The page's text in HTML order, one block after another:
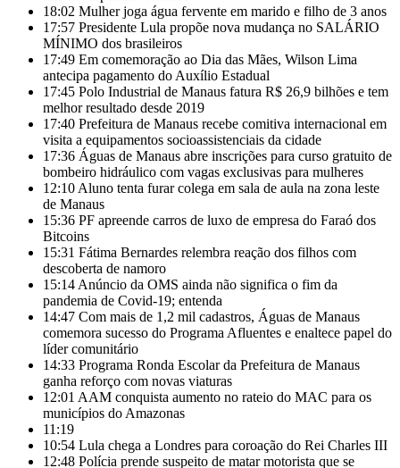
18:02 Mulher joga água fervente em marido e filho de 3 anos
17:57 Presidente Lula propõe nova mudança no SALÁRIO
MÍNIMO dos brasileiros
17:49 Em comemoração ao Dia das Mães, Wilson Lima
antecipa pagamento do Auxílio Estadual
17:45 Polo Industrial de Manaus fatura R$ 26,9 bilhões e tem
melhor resultado desde 2019
17:40 Prefeitura de Manaus recebe comitiva internacional em
visita a equipamentos socioassistenciais da cidade
17:36 Águas de Manaus abre inscrições para curso gratuito de
bombeiro hidráulico com vagas exclusivas para mulheres
12:10 Aluno tenta furar colega em sala de aula na zona leste
de Manaus
15:36 PF apreende carros de luxo de empresa do Faraó dos
Bitcoins
15:31 Fátima Bernardes relembra reação dos filhos com
descoberta de namoro
15:14 Anúncio da OMS ainda não significa o fim da
pandemia de Covid-19; entenda
14:47 Com mais de 1,2 mil cadastros, Águas de Manaus
comemora sucesso do Programa Afluentes e enaltece papel do
líder comunitário
14:33 Programa Ronda Escolar da Prefeitura de Manaus
ganha reforço com novas viaturas
12:01 AAM conquista aumento no rateio do MAC para os
municípios do Amazonas
11:19
10:54 Lula chega a Londres para coroação do Rei Charles III
12:48 Polícia prende suspeito de matar motorista que se